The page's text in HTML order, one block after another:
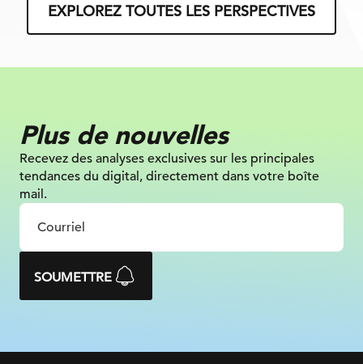
EXPLOREZ TOUTES LES PERSPECTIVES
Plus de nouvelles
Recevez des analyses exclusives sur les principales
tendances du digital, directement dans votre boîte
mail.
SOUMETTRE